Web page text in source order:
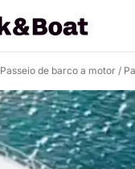
Passeio de barco a motor /